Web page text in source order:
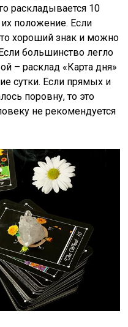
раскладывается 10
их положение. Если
хороший знак и можно
большинство легло
– расклад «Карта дня»
сутки. Если прямых и
поровну, то это
не рекомендуется